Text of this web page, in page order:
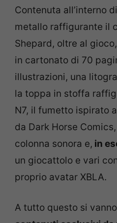
Contenuta all’interno
metallo raffigurante il
Shepard, oltre al
in cartonato di 70
illustrazioni, una
la toppa in stoffa
N7, il fumetto ispirato
da Dark Horse
colonna sonora e, in
un giocattolo e vari
proprio avatar XBLA.
A tutto questo si